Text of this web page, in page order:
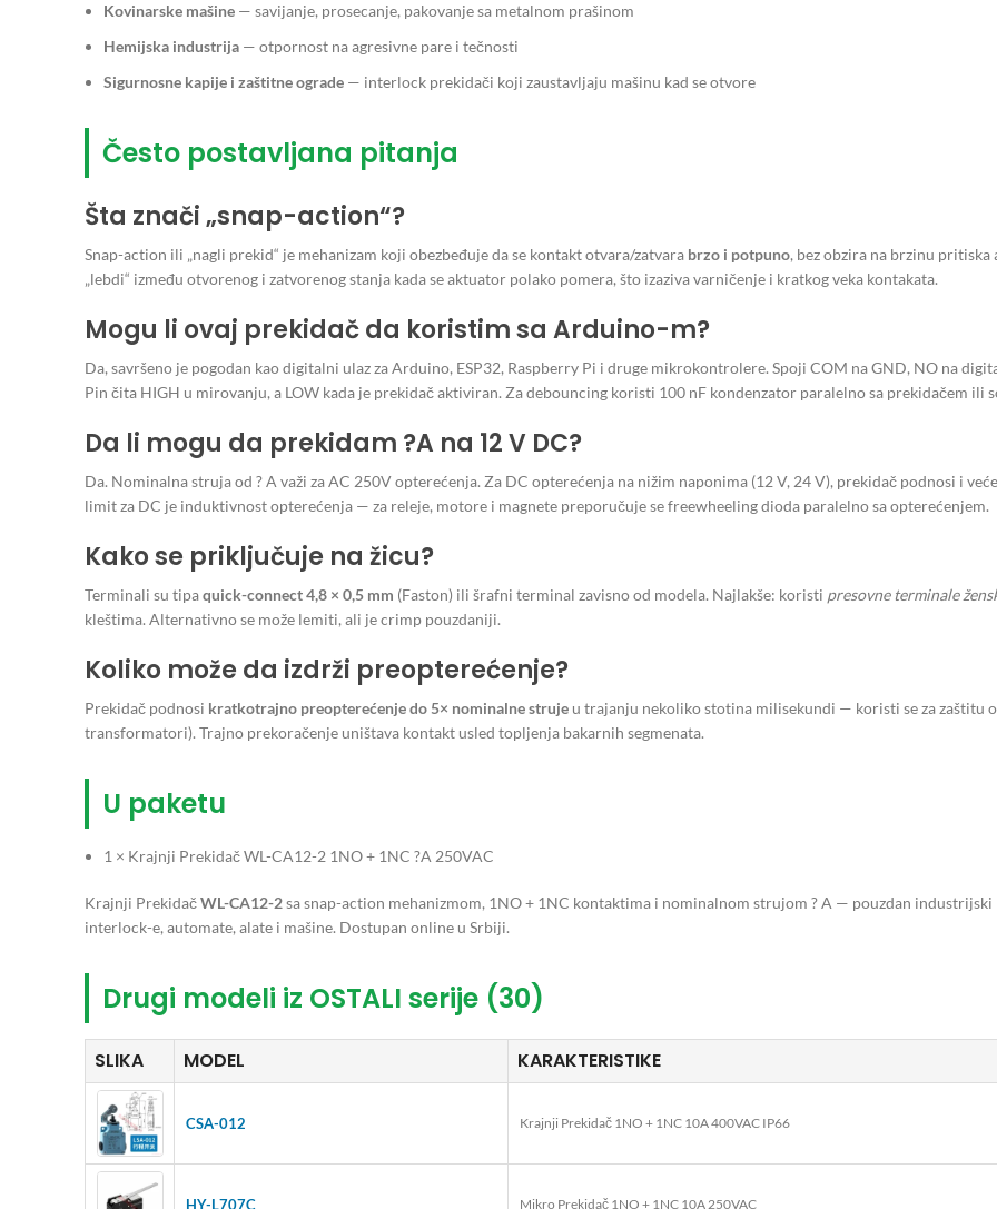
Kovinarske mašine — savijanje, prosecanje, pakovanje sa metalnom prašinom
Hemijska industrija — otpornost na agresivne pare i tečnosti
Sigurnosne kapije i zaštitne ograde — interlock prekidači koji zaustavljaju mašinu kad se otvore
Često postavljana pitanja
Šta znači „snap-action“?
Snap-action ili „nagli prekid“ je mehanizam koji obezbeđuje da se kontakt otvara/zatvara brzo i potpuno, bez obzira na brzinu pritiska
„lebdi“ između otvorenog i zatvorenog stanja kada se aktuator polako pomera, što izaziva varničenje i kratkog veka kontakata.
Mogu li ovaj prekidač da koristim sa Arduino-m?
Da, savršeno je pogodan kao digitalni ulaz za Arduino, ESP32, Raspberry Pi i druge mikrokontrolere. Spoji COM na GND, NO na
Pin čita HIGH u mirovanju, a LOW kada je prekidač aktiviran. Za debouncing koristi 100 nF kondenzator paralelno sa prekidačem ili
Da li mogu da prekidam ?A na 12 V DC?
Da. Nominalna struja od ? A važi za AC 250V opterećenja. Za DC opterećenja na nižim naponima (12 V, 24 V), prekidač podnosi i
limit za DC je induktivnost opterećenja — za releje, motore i magnete preporučuje se freewheeling dioda paralelno sa opterećenjem.
Kako se priključuje na žicu?
Terminali su tipaquick-connect 4,8 × 0,5 mm (Faston) ili šrafni terminal zavisno od modela. Najlakše: koristi presovne terminale
kleštima. Alternativno se može lemiti, ali je crimp pouzdaniji.
Koliko može da izdrži preopterećenje?
Prekidač podnosi kratkotrajno preopterećenje do 5× nominalne struje u trajanju nekoliko stotina milisekundi — koristi se za zaštitu
transformatori). Trajno prekoračenje uništava kontakt usled topljenja bakarnih segmenata.
U paketu
1 × Krajnji Prekidač WL-CA12-2 1NO + 1NC ?A 250VAC
Krajnji PrekidačWL-CA12-2sa snap-action mehanizmom, 1NO + 1NC kontaktima i nominalnom strujom ? A — pouzdan
interlock-e, automate, alate i mašine. Dostupan online u Srbiji.
Drugi modeli iz OSTALI serije (30)
SLIKA MODEL KARAKTERISTIKE
CSA-012 Krajnji Prekidač 1NO + 1NC 10A 400VAC IP66
HY-L707C Mikro Prekidač 1NO + 1NC 10A 250VAC